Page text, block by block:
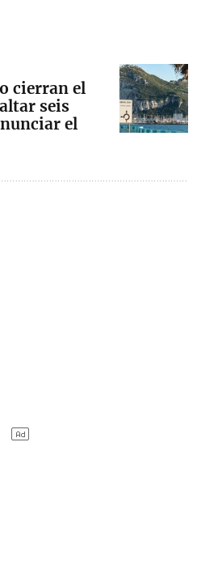
cierran el
seis
el